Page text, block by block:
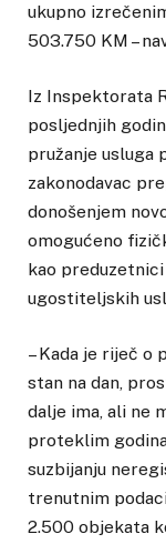
ukupno
503.750 KM –
Iz Inspektorata
posljednjih
pružanje usluga
zakonodavac
donošenjem
omogućeno
kao
ugostiteljskih
– Kada je riječ o
stan na dan,
dalje ima, ali ne
proteklim
suzbijanju
trenutnim
2.500 objekata